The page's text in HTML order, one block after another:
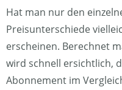
Hat man nur den
Preisunterschiede
erscheinen. Berechnet
wird schnell ersichtlich,
Abonnement im